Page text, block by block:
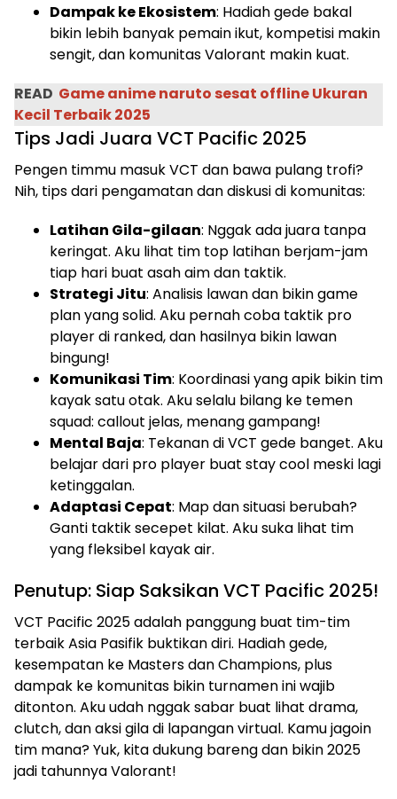
Dampak ke Ekosistem: Hadiah gede bakal
bikin lebih banyak pemain ikut, kompetisi makin
sengit, dan komunitas Valorant makin kuat.
READ Game anime naruto sesat offline Ukuran
Kecil Terbaik 2025
Tips Jadi Juara VCT Pacific 2025
Pengen timmu masuk VCT dan bawa pulang trofi?
Nih, tips dari pengamatan dan diskusi di komunitas:
Latihan Gila-gilaan: Nggak ada juara tanpa
keringat. Aku lihat tim top latihan berjam-jam
tiap hari buat asah aim dan taktik.
Strategi Jitu: Analisis lawan dan bikin game
plan yang solid. Aku pernah coba taktik pro
player di ranked, dan hasilnya bikin lawan
bingung!
Komunikasi Tim: Koordinasi yang apik bikin tim
kayak satu otak. Aku selalu bilang ke temen
squad: callout jelas, menang gampang!
Mental Baja: Tekanan di VCT gede banget. Aku
belajar dari pro player buat stay cool meski lagi
ketinggalan.
Adaptasi Cepat: Map dan situasi berubah?
Ganti taktik secepet kilat. Aku suka lihat tim
yang fleksibel kayak air.
Penutup: Siap Saksikan VCT Pacific 2025!
VCT Pacific 2025 adalah panggung buat tim-tim
terbaik Asia Pasifik buktikan diri. Hadiah gede,
kesempatan ke Masters dan Champions, plus
dampak ke komunitas bikin turnamen ini wajib
ditonton. Aku udah nggak sabar buat lihat drama,
clutch, dan aksi gila di lapangan virtual. Kamu jagoin
tim mana? Yuk, kita dukung bareng dan bikin 2025
jadi tahunnya Valorant!